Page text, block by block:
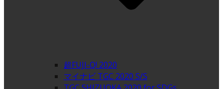
超FUJI-Q! 2020
マイナビ TGC 2020 S/S